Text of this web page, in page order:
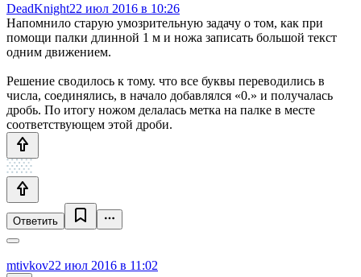
DeadKnight22 июл 2016 в 10:26
Напомнило старую умозрительную задачу о том, как при
помощи палки длинной 1 м и ножа записать большой текст
одним движением.
Решение сводилось к тому. что все буквы переводились в
числа, соединялись, в начало добавлялся «0.» и получалась
дробь. По итогу ножом делалась метка на палке в месте
соответствующем этой дроби.
Ответить
mtivkov22 июл 2016 в 11:02